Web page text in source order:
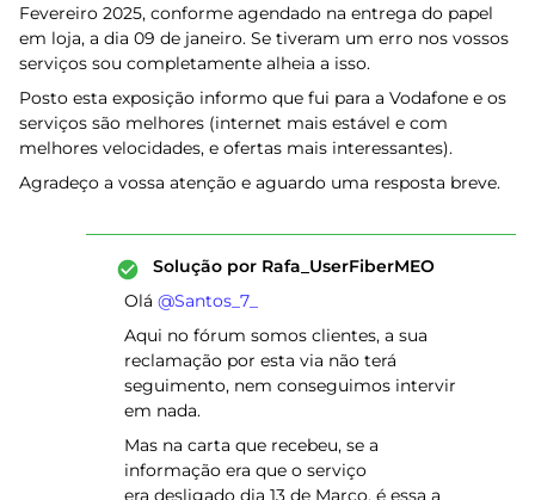
Fevereiro 2025, conforme agendado na entrega do papel
em loja, a dia 09 de janeiro. Se tiveram um erro nos vossos
serviços sou completamente alheia a isso.
Posto esta exposição informo que fui para a Vodafone e os
serviços são melhores (internet mais estável e com
melhores velocidades, e ofertas mais interessantes).
Agradeço a vossa atenção e aguardo uma resposta breve.
Solução por Rafa_UserFiberMEO
Olá ​ @Santos_7_
Aqui no fórum somos clientes, a sua
reclamação por esta via não terá
seguimento, nem conseguimos intervir
em nada.
Mas na carta que recebeu, se a
informação era que o serviço
era desligado dia 13 de Março, é essa a